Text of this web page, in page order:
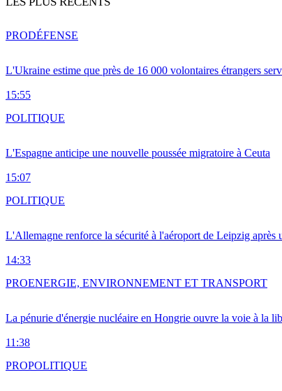
L'Ukraine estime que près de 16 000 volontaires étrangers
15:55
PRODÉFENSE
L'Espagne anticipe une nouvelle poussée migratoire à Ceuta
15:07
POLITIQUE
L'Allemagne renforce la sécurité à l'aéroport de Leipzig après
14:33
POLITIQUE
La pénurie d'énergie nucléaire en Hongrie ouvre la voie à la
11:38
PROENERGIE, ENVIRONNEMENT ET TRANSPORT
PROPOLITIQUE